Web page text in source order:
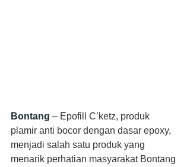
Bontang – Epofill C’ketz, produk
plamir anti bocor dengan dasar epoxy,
menjadi salah satu produk yang
menarik perhatian masyarakat Bontang